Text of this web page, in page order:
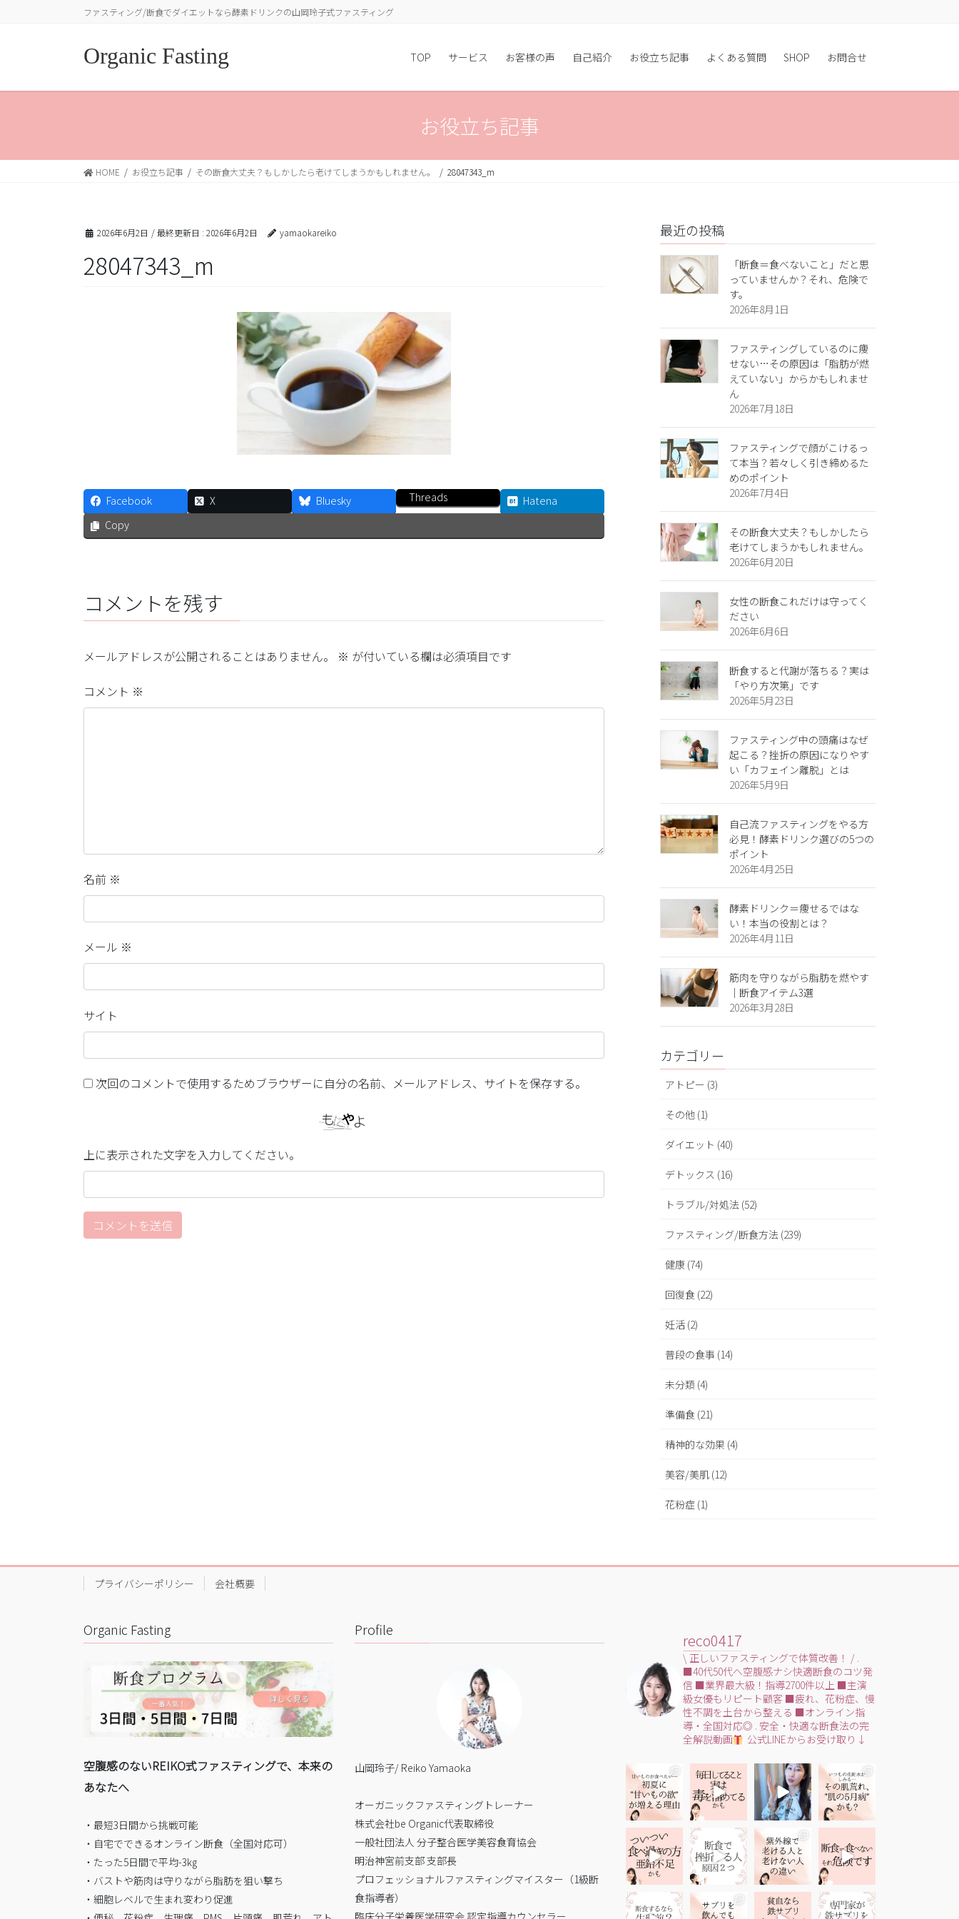
に
ョ
動
ファスティング/断食でダイエットなら酵素ドリンクの山岡玲子式ファスティング
Organic Fasting TOP サービス お客様の声 自己紹介 お役立ち記事 よくある質問 SHOP お問合せ
お役立ち記事
HOME お役立ち記事 その断食大丈夫？もしかしたら老けてしまうかもしれません。 28047343_m
2026年6月2日 / 最終更新日 : 2026年6月2日 yamaokareiko
28047343_m
Facebook X Bluesky Threads
Hatena
Copy
コメントを残す
メールアドレスが公開されることはありません。 ※ が付いている欄は必須項目です
コメント ※
名前 ※
メール ※
サイト
次回のコメントで使用するためブラウザーに自分の名前、メールアドレス、サイトを保存する。
上に表示された文字を入力してください。
最近の投稿
「断食＝食べないこと」だと思
っていませんか？それ、危険で
す。
2026年8月1日
ファスティングしているのに痩
せない…その原因は「脂肪が燃
えていない」からかもしれませ
ん
2026年7月18日
ファスティングで顔がこけるっ
て本当？若々しく引き締めるた
めのポイント
2026年7月4日
その断食大丈夫？もしかしたら
老けてしまうかもしれません。
2026年6月20日
女性の断食これだけは守ってく
ださい
2026年6月6日
断食すると代謝が落ちる？実は
「やり方次第」です
2026年5月23日
ファスティング中の頭痛はなぜ
起こる？挫折の原因になりやす
い「カフェイン離脱」とは
2026年5月9日
自己流ファスティングをやる方
必見！酵素ドリンク選びの5つの
ポイント
2026年4月25日
酵素ドリンク＝痩せるではな
い！本当の役割とは？
2026年4月11日
筋肉を守りながら脂肪を燃やす
｜断食アイテム3選
2026年3月28日
カテゴリー
アトピー (3)
その他 (1)
ダイエット (40)
デトックス (16)
トラブル/対処法 (52)
ファスティング/断食方法 (239)
健康 (74)
回復食 (22)
妊活 (2)
普段の食事 (14)
未分類 (4)
準備食 (21)
精神的な効果 (4)
美容/美肌 (12)
花粉症 (1)
プライバシーポリシー 会社概要
Organic Fasting
空腹感のないREIKO式ファスティングで、本来の
あなたへ
・最短3日間から挑戦可能
・自宅でできるオンライン断食（全国対応可）
・たった5日間で平均-3㎏
・バストや筋肉は守りながら脂肪を狙い撃ち
・細胞レベルで生まれ変わり促進
Profile
山岡玲子/ Reiko Yamaoka
オーガニックファスティングトレーナー
株式会社be Organic代表取締役
一般社団法人 分子整合医学美容食育協会
明治神宮前支部 支部長
プロフェッショナルファスティングマイスター（1級断
食指導者）
臨床分子栄養医学研究会 認定指導カウンセラー
reco0417
\ 正しいファスティングで体質改善！ /.
■40代50代へ空腹感ナシ快適断食のコツ発
信 ■業界最大級！指導2700件以上■主演
級女優もリピート顧客 ■疲れ、花粉症、慢
性不調を土台から整える ■オンライン指
導・全国対応◎ . 安全・快適な断食法の完
全解説動画
公式LINEからお受け取り↓